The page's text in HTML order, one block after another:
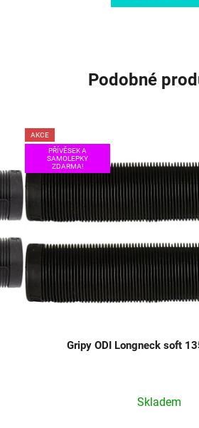
Podobné
AKCE
PŘÍVĚSEK A
SAMOLEPKY
ZDARMA!
Skladem